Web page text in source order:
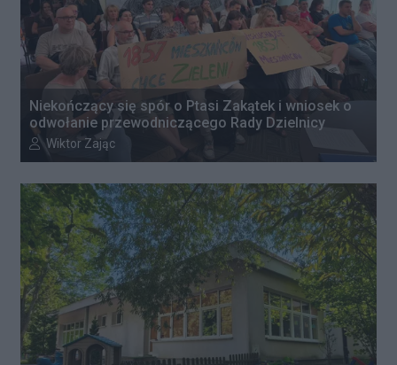
Niekończący się spór o Ptasi Zakątek i wniosek o
odwołanie przewodniczącego Rady Dzielnicy
Autor artykułu:
Wiktor Zając